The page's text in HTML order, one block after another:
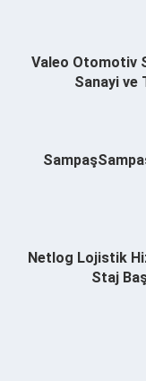
Valeo Otomotiv
Sanayi ve
Netlog Lojistik
Staj